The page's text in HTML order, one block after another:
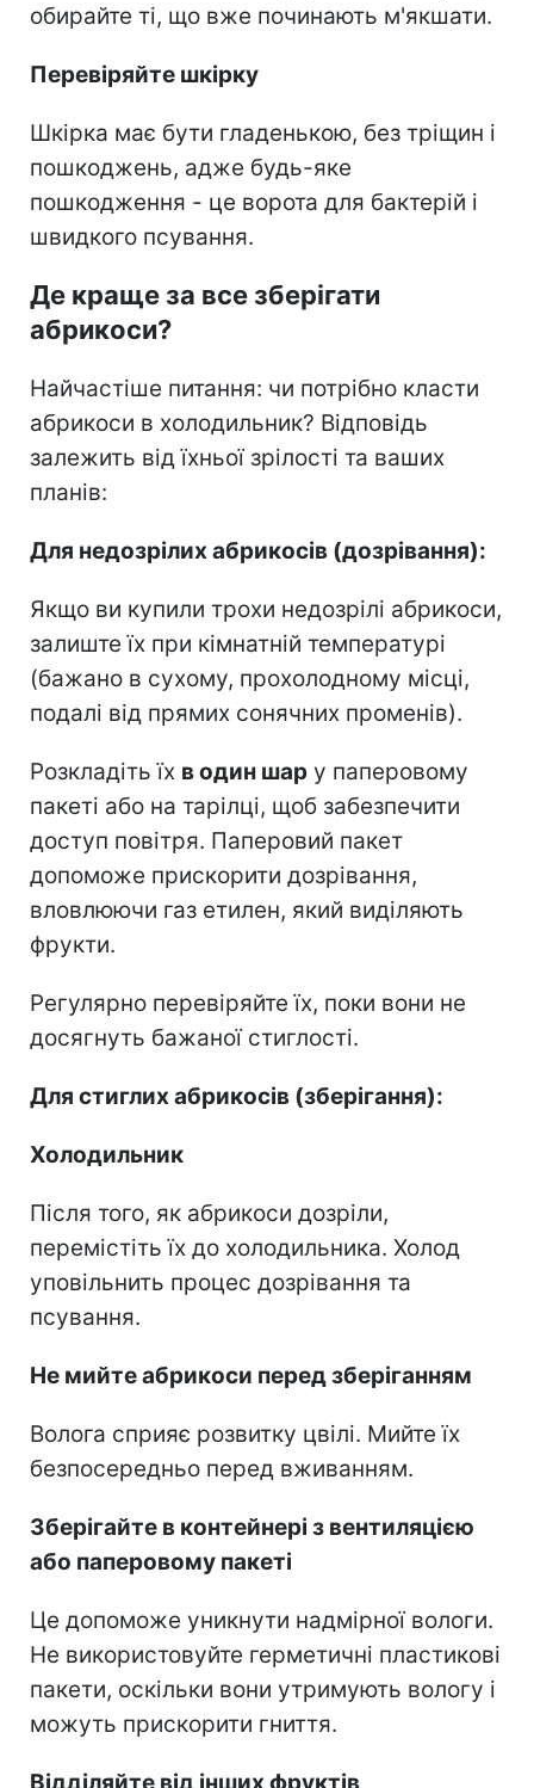
обирайте ті, що вже починають м'якшати.
Перевіряйте шкірку
Шкірка має бути гладенькою, без тріщин і
пошкоджень, адже будь-яке
пошкодження - це ворота для бактерій і
швидкого псування.
Де краще за все зберігати
абрикоси?
Найчастіше питання: чи потрібно класти
абрикоси в холодильник? Відповідь
залежить від їхньої зрілості та ваших
планів:
Для недозрілих абрикосів (дозрівання):
Якщо ви купили трохи недозрілі абрикоси,
залиште їх при кімнатній температурі
(бажано в сухому, прохолодному місці,
подалі від прямих сонячних променів).
Розкладіть їх в один шар у паперовому
пакеті або на тарілці, щоб забезпечити
доступ повітря. Паперовий пакет
допоможе прискорити дозрівання,
вловлюючи газ етилен, який виділяють
фрукти.
Регулярно перевіряйте їх, поки вони не
досягнуть бажаної стиглості.
Для стиглих абрикосів (зберігання):
Холодильник
Після того, як абрикоси дозріли,
перемістіть їх до холодильника. Холод
уповільнить процес дозрівання та
псування.
Не мийте абрикоси перед зберіганням
Волога сприяє розвитку цвілі. Мийте їх
безпосередньо перед вживанням.
Зберігайте в контейнері з вентиляцією
або паперовому пакеті
Це допоможе уникнути надмірної вологи.
Не використовуйте герметичні пластикові
пакети, оскільки вони утримують вологу і
можуть прискорити гниття.
Відділяйте від інших фруктів